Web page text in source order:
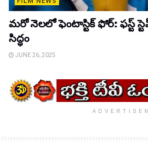
మరో నెలలో ఫెంటాస్టిక్ ఫోర్: ఫస్ట్
సిద్ధం
JUNE 26, 2025